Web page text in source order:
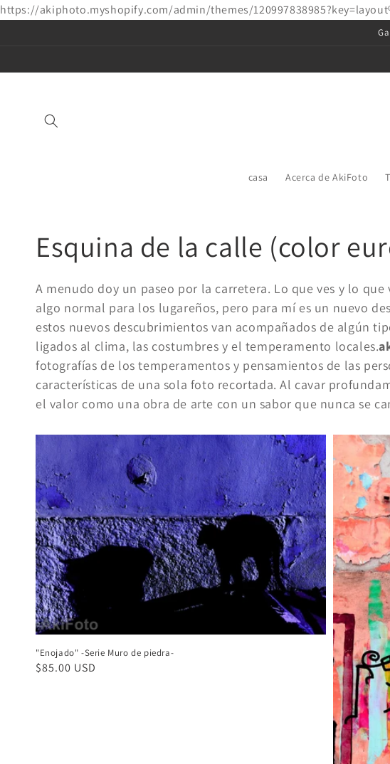
https://akiphoto.myshopify.com/admin/themes/
Ir
casa Acerca de AkiFoto
Colección:
Esquina de la calle (color
A menudo doy un paseo por la carretera. Lo que ves y lo que
algo normal para los lugareños, pero para mí es un nuevo
estos nuevos descubrimientos van acompañados de algún
ligados al clima, las costumbres y el temperamento locales.
fotografías de los temperamentos y pensamientos de las
características de una sola foto recortada. Al cavar
el valor como una obra de arte con un sabor que nunca se
"Enojado" -Serie Muro de piedra-
Precio
$85.00 USD